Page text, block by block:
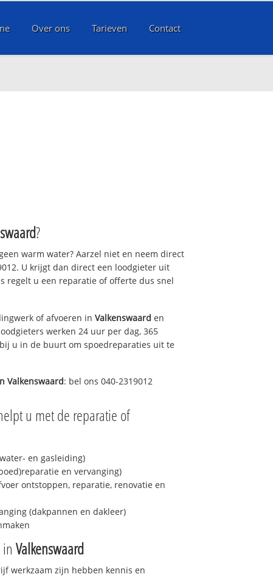
Over ons Tarieven Contact
?
warm water? Aarzel niet en neem direct
U krijgt dan direct een loodgieter uit
regelt u een reparatie of offerte dus snel
of afvoeren in Valkenswaard en
werken 24 uur per dag, 365
u in de buurt om spoedreparaties uit te
Valkenswaard: bel ons 040-2319012
u met de reparatie of
en gasleiding)
en vervanging)
ontstoppen, reparatie, renovatie en
(dakpannen en dakleer)
Valkenswaard
werkzaam zijn hebben kennis en